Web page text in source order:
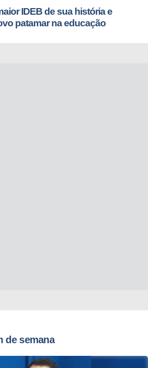
IDEB de sua história e
patamar na educação
de semana